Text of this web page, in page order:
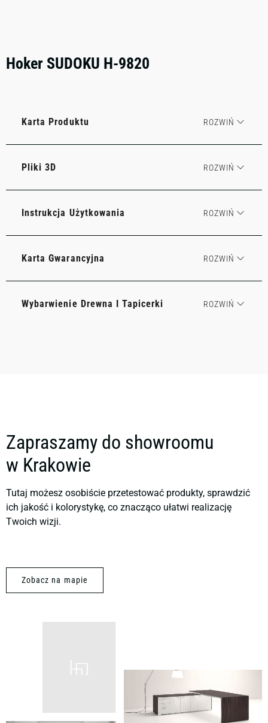
Hoker SUDOKU H-9820
Karta Produktu
Pliki 3D
Instrukcja Użytkowania
Karta Gwarancyjna
Wybarwienie Drewna I Tapicerki
Zapraszamy do showroomu
w Krakowie
Tutaj możesz osobiście przetestować produkty, sprawdzić
ich jakość i kolorystykę, co znacząco ułatwi realizację
Twoich wizji.
Zobacz na mapie